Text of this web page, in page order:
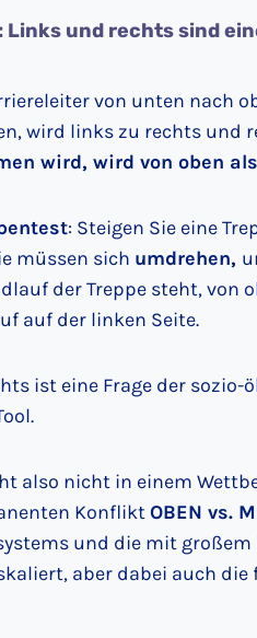
Links und rechts sind
von unten nach
wird links zu rechts und
wird, wird von oben
: Steigen Sie eine
müssen sich umdrehen,
der Treppe steht,
auf der linken Seite.
ist eine Frage der
also nicht in einem
KonfliktOBEN vs.
und die mit
aber dabei auch